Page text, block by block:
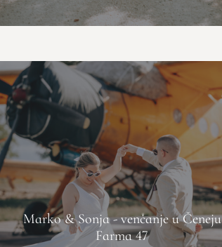
Marko & Sonja - venčanje u Čeneju
Farma 47